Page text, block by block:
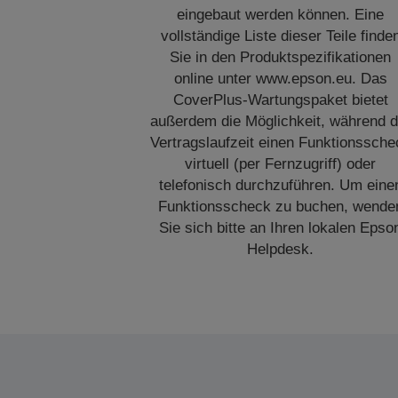
eingebaut werden können. Eine
vollständige Liste dieser Teile
Sie in den Produktspezifikationen
online unter www.epson.eu. Das
CoverPlus-Wartungspaket bietet
außerdem die Möglichkeit, während
Vertragslaufzeit einen
virtuell (per Fernzugriff) oder
telefonisch durchzuführen. Um
Funktionsscheck zu buchen,
Sie sich bitte an Ihren lokalen
Helpdesk.